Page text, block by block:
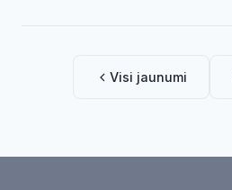
Visi jaunumi